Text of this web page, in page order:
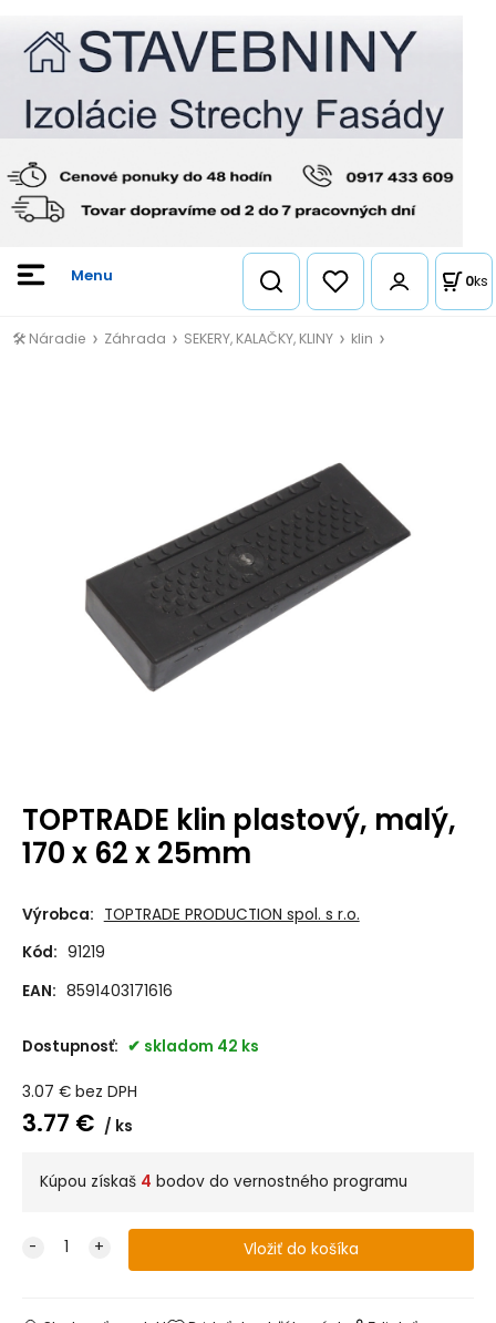
0ks
🛠️ Náradie Záhrada SEKERY, KALAČKY, KLINY klin
TOPTRADE klin plastový, malý,
170 x 62 x 25mm
Výrobca: TOPTRADE PRODUCTION spol. s r.o.
Kód: 91219
EAN: 8591403171616
Dostupnosť: skladom 42 ks
3.07 € bez DPH
3.77 € ks
Kúpou získaš 4 bodov do vernostného programu